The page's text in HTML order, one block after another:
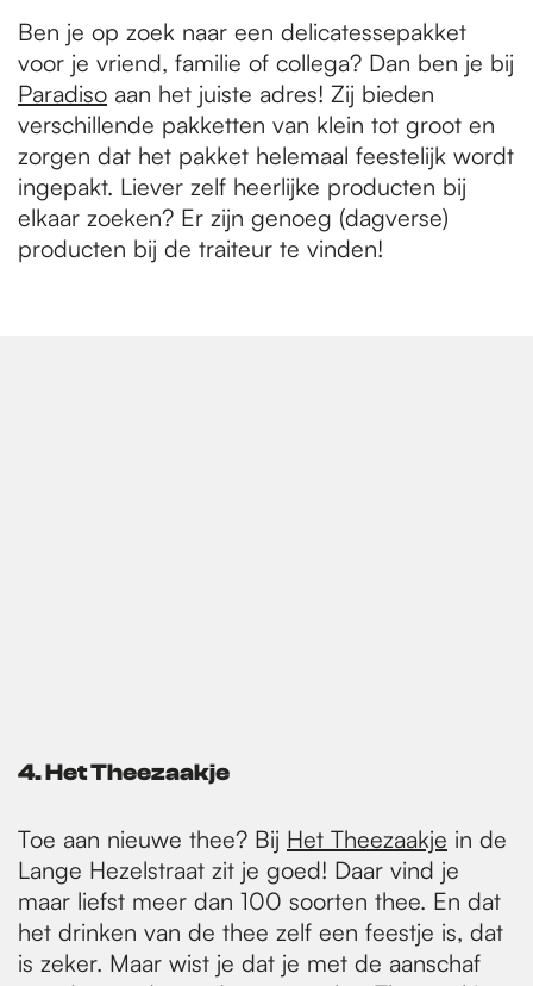
Ben je op zoek naar een delicatessepakket
voor je vriend, familie of collega? Dan ben je bij
Paradiso aan het juiste adres! Zij bieden
verschillende pakketten van klein tot groot en
zorgen dat het pakket helemaal feestelijk wordt
ingepakt. Liever zelf heerlijke producten bij
elkaar zoeken? Er zijn genoeg (dagverse)
producten bij de traiteur te vinden!
4. Het Theezaakje
Toe aan nieuwe thee? Bij Het Theezaakje in de
Lange Hezelstraat zit je goed! Daar vind je
maar liefst meer dan 100 soorten thee. En dat
het drinken van de thee zelf een feestje is, dat
is zeker. Maar wist je dat je met de aanschaf